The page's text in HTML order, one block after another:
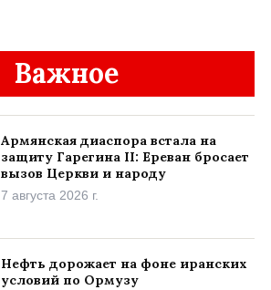
Важное
Армянская диаспора встала на
защиту Гарегина II: Ереван бросает
вызов Церкви и народу
7 августа 2026 г.
Нефть дорожает на фоне иранских
условий по Ормузу